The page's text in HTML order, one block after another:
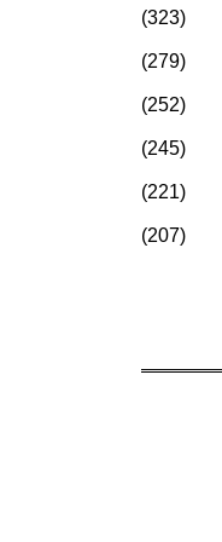
(323)
(279)
(252)
(245)
(221)
(207)